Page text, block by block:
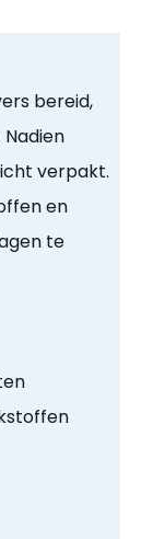
bereid,
verpakt.
en
te